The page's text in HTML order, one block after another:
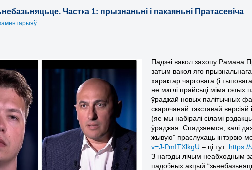
Частка 1: прызнаньні і пакаяньні Пратасевіча
Падзеі вакол захопу Рамана
затым вакол яго прызнальнага
характар чарговага (і
не маглі прайсьці міма
ўраджай новых палітычных
скарочанай тэкставай
(яе мы набіралі сіламі
ўраджая. Спадзяемся, калі
жывую” праслухаць інтэрвю
v=J-PmITXlkgU – ці тут: https://
З нагоды лічым неабходным
падобных акцый